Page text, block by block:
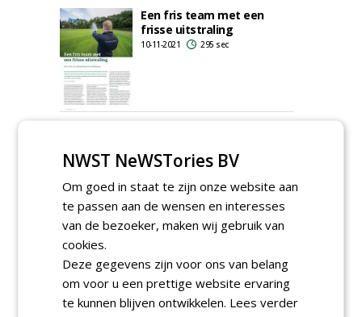
Een fris team met een
frisse uitstraling
10-11-2021 295 sec
24-07-2019 381 sec
1
NWST NeWSTories BV
Om goed in staat te zijn onze website aan
te passen aan de wensen en interesses
van de bezoeker, maken wij gebruik van
cookies.
Deze gegevens zijn voor ons van belang
om voor u een prettige website ervaring
te kunnen blijven ontwikkelen. Lees verder